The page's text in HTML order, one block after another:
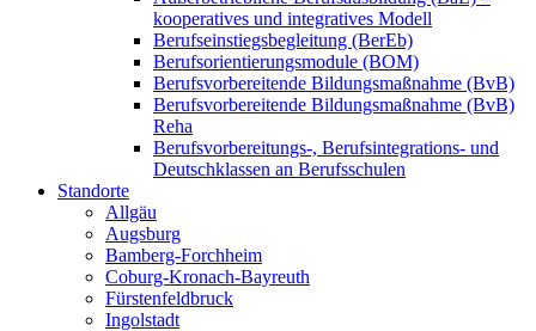
kooperatives und integratives Modell
Berufseinstiegsbegleitung (BerEb)
Berufsorientierungsmodule (BOM)
Berufsvorbereitende Bildungsmaßnahme (BvB)
Berufsvorbereitende Bildungsmaßnahme (BvB)
Reha
Berufsvorbereitungs-, Berufsintegrations- und
Deutschklassen an Berufsschulen
Standorte
Allgäu
Augsburg
Bamberg-Forchheim
Coburg-Kronach-Bayreuth
Fürstenfeldbruck
Ingolstadt